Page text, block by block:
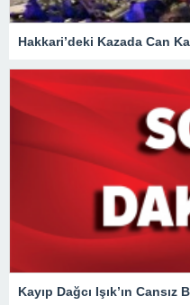
Hakkari’deki Kazada Can
Kayıp Dağcı Işık’ın Cansız